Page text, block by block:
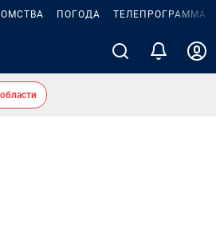
ПОГОДА ТЕЛЕПРОГРАММА